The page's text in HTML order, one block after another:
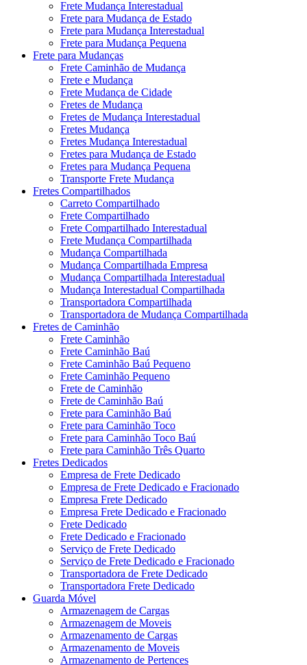
Frete Mudança Interestadual
Frete para Mudança de Estado
Frete para Mudança Interestadual
Frete para Mudança Pequena
Frete para Mudanças
Frete Caminhão de Mudança
Frete e Mudança
Frete Mudança de Cidade
Fretes de Mudança
Fretes de Mudança Interestadual
Fretes Mudança
Fretes Mudança Interestadual
Fretes para Mudança de Estado
Fretes para Mudança Pequena
Transporte Frete Mudança
Fretes Compartilhados
Carreto Compartilhado
Frete Compartilhado
Frete Compartilhado Interestadual
Frete Mudança Compartilhada
Mudança Compartilhada
Mudança Compartilhada Empresa
Mudança Compartilhada Interestadual
Mudança Interestadual Compartilhada
Transportadora Compartilhada
Transportadora de Mudança Compartilhada
Fretes de Caminhão
Frete Caminhão
Frete Caminhão Baú
Frete Caminhão Baú Pequeno
Frete Caminhão Pequeno
Frete de Caminhão
Frete de Caminhão Baú
Frete para Caminhão Baú
Frete para Caminhão Toco
Frete para Caminhão Toco Baú
Frete para Caminhão Três Quarto
Fretes Dedicados
Empresa de Frete Dedicado
Empresa de Frete Dedicado e Fracionado
Empresa Frete Dedicado
Empresa Frete Dedicado e Fracionado
Frete Dedicado
Frete Dedicado e Fracionado
Serviço de Frete Dedicado
Serviço de Frete Dedicado e Fracionado
Transportadora de Frete Dedicado
Transportadora Frete Dedicado
Guarda Móvel
Armazenagem de Cargas
Armazenagem de Moveis
Armazenamento de Cargas
Armazenamento de Moveis
Armazenamento de Pertences